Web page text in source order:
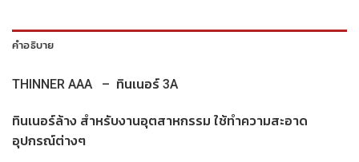
คำอธิบาย
THINNER AAA – ทินเนอร์ 3A
ทินเนอร์ล้าง สำหรับงานอุตสาหกรรม ใช้ทำความสะอาด
อุปกรณ์ต่างๆ